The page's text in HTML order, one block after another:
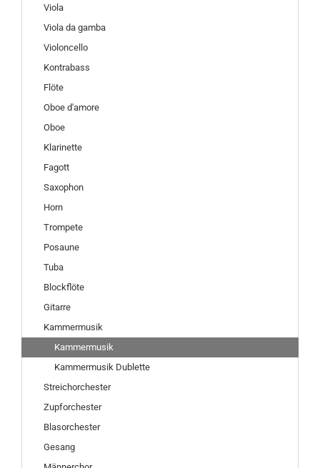
Viola
Viola da gamba
Violoncello
Kontrabass
Flöte
Oboe d'amore
Oboe
Klarinette
Fagott
Saxophon
Horn
Trompete
Posaune
Tuba
Blockflöte
Gitarre
Kammermusik
Kammermusik
Kammermusik Dublette
Streichorchester
Zupforchester
Blasorchester
Gesang